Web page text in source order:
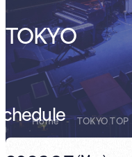
TOKYO
Home - TOKYO TOP